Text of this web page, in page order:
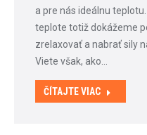
a pre nás ideálnu
teplote totiž dokážeme
zrelaxovať a nabrať sily
Viete však, ako…
ČÍTAJTE VIAC